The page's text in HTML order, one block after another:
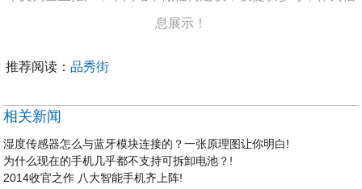
息展示！
推荐阅读：品秀街
相关新闻
湿度传感器怎么与蓝牙模块连接的？一张原理图让你明白!
为什么现在的手机几乎都不支持可拆卸电池？!
2014收官之作 八大智能手机齐上阵!